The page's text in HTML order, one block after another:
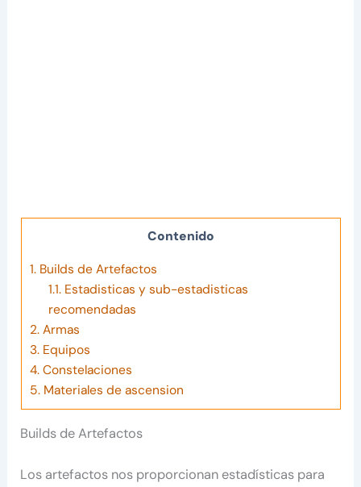
Contenido
1.Builds de Artefactos
1.1.Estadisticas y sub-estadisticas
recomendadas
2.Armas
3.Equipos
4.Constelaciones
5.Materiales de ascension
Builds de Artefactos
Los artefactos nos proporcionan estadísticas para